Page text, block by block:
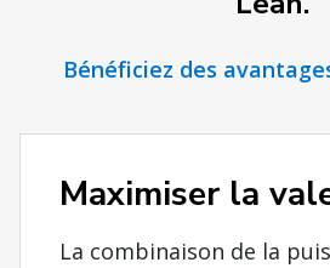
Bénéficiez des
Maximiser la
La combinaison de la